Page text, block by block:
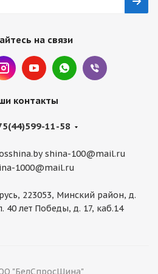
на связи
контакты
11-58
shina-100@mail.ru
1000@mail.ru
223053, Минский район, д.
40 лет Победы, д. 17, каб.14
"БелСпросШина"